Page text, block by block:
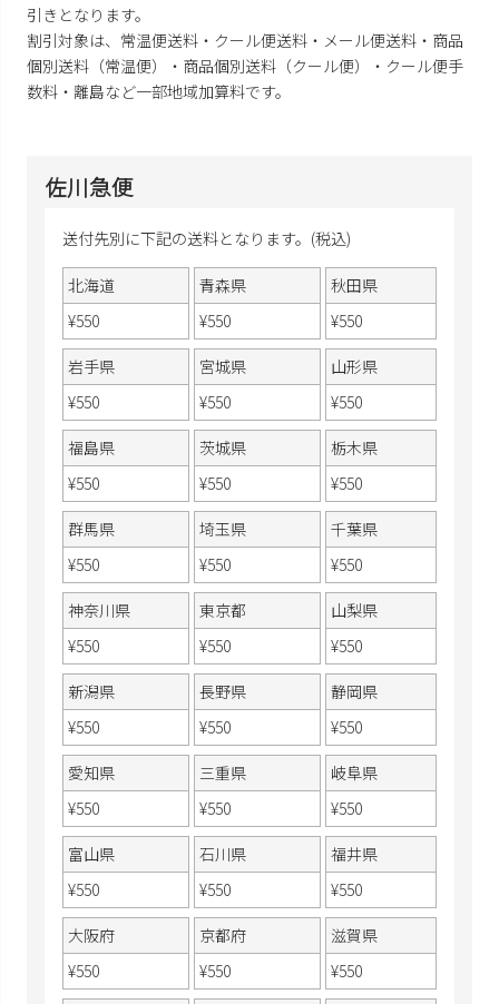
引きとなります。
割引対象は、常温便送料・クール便送料・メール便送料・商品
個別送料（常温便）・商品個別送料（クール便）・クール便手
数料・離島など一部地域加算料です。
佐川急便
送付先別に下記の送料となります。(税込)
北海道
¥550
青森県
¥550
秋田県
¥550
岩手県
¥550
宮城県
¥550
山形県
¥550
福島県
¥550
茨城県
¥550
栃木県
¥550
群馬県
¥550
埼玉県
¥550
千葉県
¥550
神奈川県
¥550
東京都
¥550
山梨県
¥550
新潟県
¥550
長野県
¥550
静岡県
¥550
愛知県
¥550
三重県
¥550
岐阜県
¥550
富山県
¥550
石川県
¥550
福井県
¥550
大阪府
¥550
京都府
¥550
滋賀県
¥550